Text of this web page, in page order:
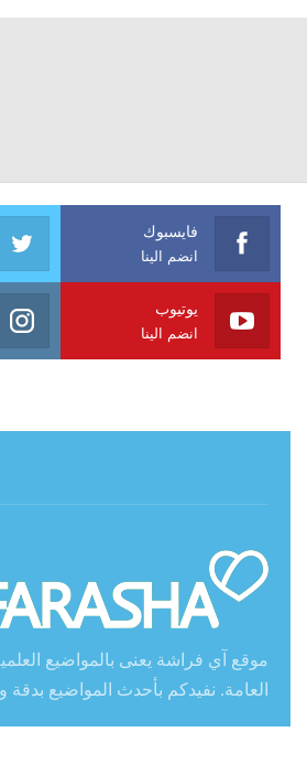
فايسبوك
انضم الينا
يوتيوب
انضم الينا
موقع آي فراشة يعنى بالمواضيع
العامة. نفيدكم بأحدث المواضيع بدقة